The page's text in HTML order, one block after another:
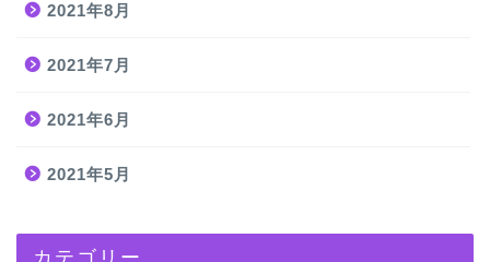
2021年8月
2021年7月
2021年6月
2021年5月
カテゴリー